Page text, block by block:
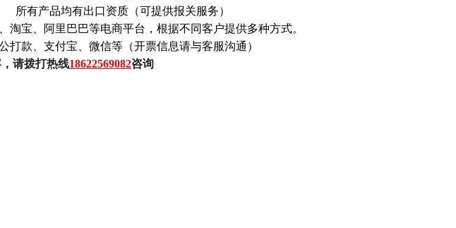
所有产品均有出口资质（可提供报关服务）
淘宝、阿里巴巴等电商平台，根据不同客户提供多种方式。
打款、支付宝、微信等（开票信息请与客服沟通）
请拨打热线18622569082咨询